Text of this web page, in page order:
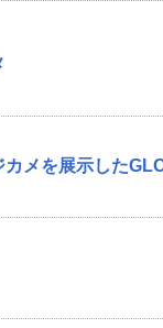
カメを展示した